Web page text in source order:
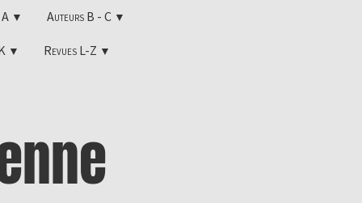
▼ Auteurs B - C ▼
▼ Revues L-Z ▼